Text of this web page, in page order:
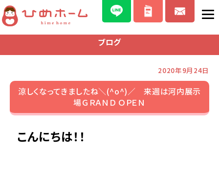
ブログ
2020年9月24日
涼しくなってきましたね＼(^o^)／ 来週は河内展示
場ＧＲＡＮＤ ＯＰＥＮ
こんにちは！！